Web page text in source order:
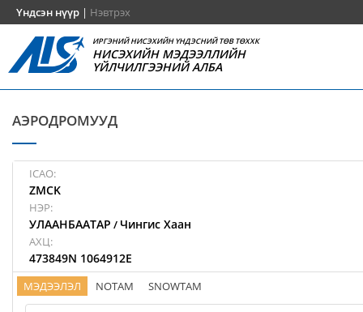
Үндсэн нүүр | Нэвтрэх
ИРГЭНИЙ НИСЭХИЙН ҮНДЭСНИЙ ТӨВ ТӨХХК
НИСЭХИЙН МЭДЭЭЛЛИЙН
ҮЙЛЧИЛГЭЭНИЙ АЛБА
АЭРОДРОМУУД
ICAO:
ZMCK
НЭР:
УЛААНБААТАР / Чингис Хаан
АХЦ:
473849N 1064912E
МЭДЭЭЛЭЛ NOTAM SNOWTAM